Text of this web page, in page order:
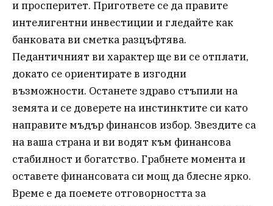
и просперитет. Пригответе се да правите
интелигентни инвестиции и гледайте как
банковата ви сметка разцъфтява.
Педантичният ви характер ще ви се отплати,
докато се ориентирате в изгодни
възможности. Останете здраво стъпили на
земята и се доверете на инстинктите си като
направите мъдър финансов избор. Звездите са
на ваша страна и ви водят към финансова
стабилност и богатство. Грабнете момента и
оставете финансовата си мощ да блесне ярко.
Време е да поемете отговорността за